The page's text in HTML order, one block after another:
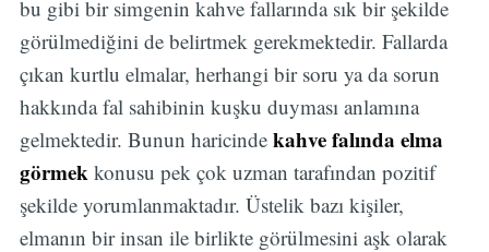
bu gibi bir simgenin kahve fallarında sık bir şekilde
görülmediğini de belirtmek gerekmektedir. Fallarda
çıkan kurtlu elmalar, herhangi bir soru ya da sorun
hakkında fal sahibinin kuşku duyması anlamına
gelmektedir. Bunun haricinde kahve falında elma
görmek konusu pek çok uzman tarafından pozitif
şekilde yorumlanmaktadır. Üstelik bazı kişiler,
elmanın bir insan ile birlikte görülmesini aşk olarak